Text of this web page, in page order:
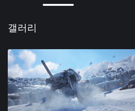
갤러리